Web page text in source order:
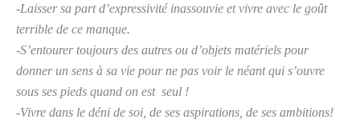
-Laisser sa part d’expressivité inassouvie et vivre avec le goût
terrible de ce manque.
-S’entourer toujours des autres ou d’objets matériels pour
donner un sens à sa vie pour ne pas voir le néant qui s’ouvre
sous ses pieds quand on est seul !
-Vivre dans le déni de soi, de ses aspirations, de ses ambitions!